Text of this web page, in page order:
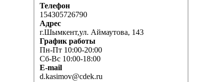
Телефон
154305726790
Адрес
г.Шымкент,ул. Аймаутова, 143
График работы
Пн-Пт 10:00-20:00
Сб-Вс 10:00-18:00
E-mail
d.kasimov@cdek.ru